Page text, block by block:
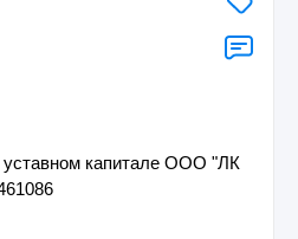
уставном капитале ООО "ЛК